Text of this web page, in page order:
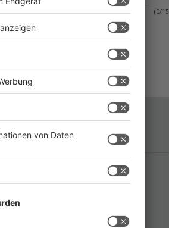
(0/15
Online Order System